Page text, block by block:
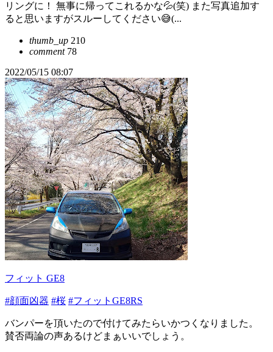
リングに！ 無事に帰ってこれるかな💦(笑) また写真追加す
ると思いますがスルーしてください😅(...
thumb_up 210
comment78
2022/05/15 08:07
フィット GE8
#顔面凶器 #桜 #フィットGE8RS
バンパーを頂いたので付けてみたらいかつくなりました。
賛否両論の声あるけどまぁいいでしょう。